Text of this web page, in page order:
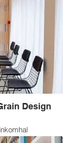
Design